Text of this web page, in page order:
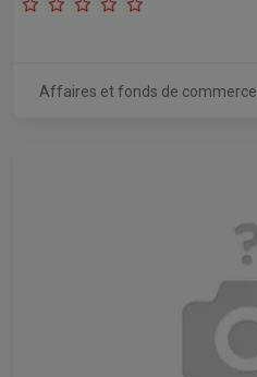
Affaires et fonds de commerce